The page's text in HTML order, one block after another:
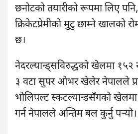
छनोटको तयारीको रूपमा लिए
क्रिकेटप्रेमीको मुटु छाम्ने खालको
छ।
नेदरल्यान्ड्सविरुद्धको खेलमा १५२
३ वटा सुपर ओभर खेलेर नेपालले
भोलिपल्ट स्कटल्यान्डसँगको खेलमा
गर्न नेपालले अन्तिम बल कुर्नु पर्‍यो।